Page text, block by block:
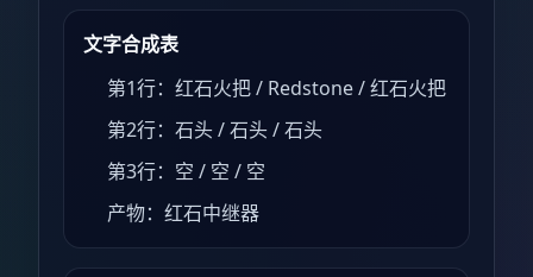
文字合成表
第1行：红石火把 / Redstone / 红石火把
第2行：石头 / 石头 / 石头
第3行：空 / 空 / 空
产物：红石中继器